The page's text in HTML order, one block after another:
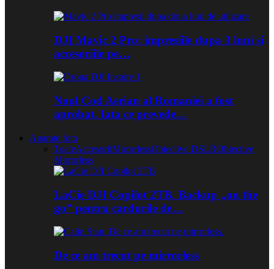
DJI Mavic 2 Pro: impresiile dupa 3 luni si
accesoriile pe…
Noul Cod Aerian al Romaniei a fost
aprobat. Iata ce prevede…
Aparate foto
ToateAccesoriiMirrorlessObiective DSLRObiective
Mirrorless
LaCie DJI Copilot 2TB. Backup „on the
go” pentru cardurile de…
De ce am trecut pe mirrorless